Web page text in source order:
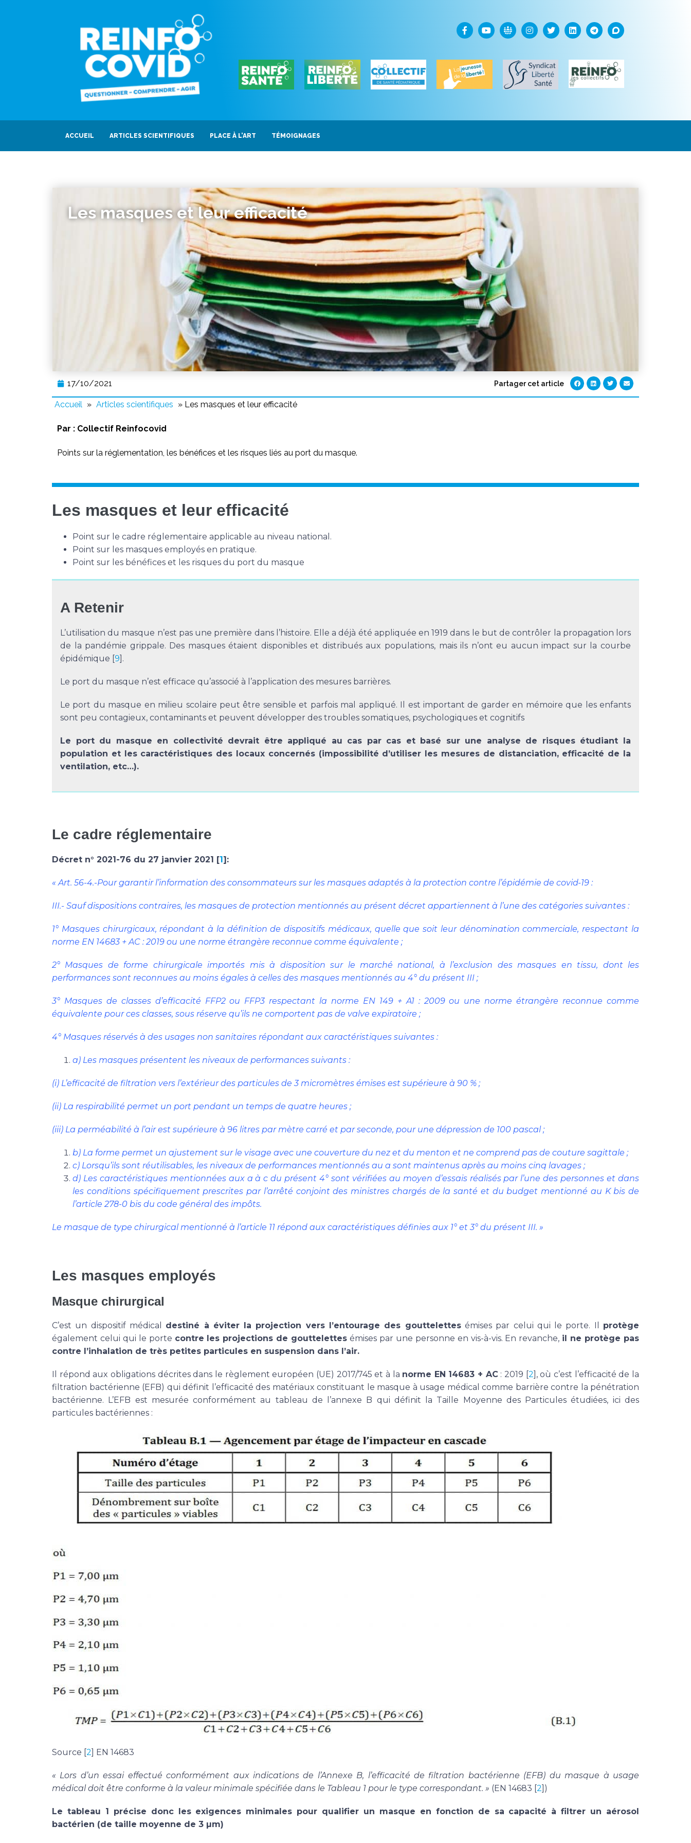
ACCUEIL ARTICLES SCIENTIFIQUES PLACE À L’ART TÉMOIGNAGES
Les masques et leur efficacité
17/10/2021 Partager cet article
Accueil » Articles scientifiques » Les masques et leur efficacité
Par : Collectif Reinfocovid
Points sur la réglementation, les bénéfices et les risques liés au port du masque.
Les masques et leur efficacité
Point sur le cadre réglementaire applicable au niveau national.
Point sur les masques employés en pratique.
Point sur les bénéfices et les risques du port du masque
A Retenir
L’utilisation du masque n’est pas une première dans l’histoire. Elle a déjà été appliquée en 1919 dans le but de contrôler la propagation lors
de la pandémie grippale. Des masques étaient disponibles et distribués aux populations, mais ils n’ont eu aucun impact sur la courbe
épidémique [9].
Le port du masque n’est efficace qu’associé à l’application des mesures barrières.
Le port du masque en milieu scolaire peut être sensible et parfois mal appliqué. Il est important de garder en mémoire que les enfants
sont peu contagieux, contaminants et peuvent développer des troubles somatiques, psychologiques et cognitifs
Le port du masque en collectivité devrait être appliqué au cas par cas et basé sur une analyse de risques étudiant la
population et les caractéristiques des locaux concernés (impossibilité d’utiliser les mesures de distanciation, efficacité de la
ventilation, etc…).
Le cadre réglementaire
Décret n° 2021-76 du 27 janvier 2021 [1]:
« Art. 56-4.-Pour garantir l’information des consommateurs sur les masques adaptés à la protection contre l’épidémie de covid-19 :
III.- Sauf dispositions contraires, les masques de protection mentionnés au présent décret appartiennent à l’une des catégories suivantes :
1° Masques chirurgicaux, répondant à la définition de dispositifs médicaux, quelle que soit leur dénomination commerciale, respectant la
norme EN 14683 + AC : 2019 ou une norme étrangère reconnue comme équivalente ;
2° Masques de forme chirurgicale importés mis à disposition sur le marché national, à l’exclusion des masques en tissu, dont les
performances sont reconnues au moins égales à celles des masques mentionnés au 4° du présent III ;
3° Masques de classes d’efficacité FFP2 ou FFP3 respectant la norme EN 149 + A1 : 2009 ou une norme étrangère reconnue comme
équivalente pour ces classes, sous réserve qu’ils ne comportent pas de valve expiratoire ;
4° Masques réservés à des usages non sanitaires répondant aux caractéristiques suivantes :
a) Les masques présentent les niveaux de performances suivants :
(i) L’efficacité de filtration vers l’extérieur des particules de 3 micromètres émises est supérieure à 90 % ;
(ii) La respirabilité permet un port pendant un temps de quatre heures ;
(iii) La perméabilité à l’air est supérieure à 96 litres par mètre carré et par seconde, pour une dépression de 100 pascal ;
b) La forme permet un ajustement sur le visage avec une couverture du nez et du menton et ne comprend pas de couture sagittale ;
c) Lorsqu’ils sont réutilisables, les niveaux de performances mentionnés au a sont maintenus après au moins cinq lavages ;
d) Les caractéristiques mentionnées aux a à c du présent 4° sont vérifiées au moyen d’essais réalisés par l’une des personnes et dans
les conditions spécifiquement prescrites par l’arrêté conjoint des ministres chargés de la santé et du budget mentionné au K bis de
l’article 278-0 bis du code général des impôts.
Le masque de type chirurgical mentionné à l’article 11 répond aux caractéristiques définies aux 1° et 3° du présent III. »
Les masques employés
Masque chirurgical
C’est un dispositif médical destiné à éviter la projection vers l’entourage des gouttelettesémises par celui qui le porte. Il protège
également celui qui le porte contre les projections de gouttelettes émises par une personne en vis-à-vis. En revanche, il ne protège pas
contre l’inhalation de très petites particules en suspension dans l’air.
Il répond aux obligations décrites dans le règlement européen (UE) 2017/745 et à la norme EN 14683 + AC: 2019 [2], où c’est l’efficacité de la
filtration bactérienne (EFB) qui définit l’efficacité des matériaux constituant le masque à usage médical comme barrière contre la pénétration
bactérienne. L’EFB est mesurée conformément au tableau de l’annexe B qui définit la Taille Moyenne des Particules étudiées, ici des
particules bactériennes :
Source [2] EN 14683
« Lors d’un essai effectué conformément aux indications de l’Annexe B, l’efficacité de filtration bactérienne (EFB) du masque à usage
médical doit être conforme à la valeur minimale spécifiée dans le Tableau 1 pour le type correspondant. » (EN 14683 [2])
Le tableau 1 précise donc les exigences minimales pour qualifier un masque en fonction de sa capacité à filtrer un aérosol
bactérien (de taille moyenne de 3 µm)